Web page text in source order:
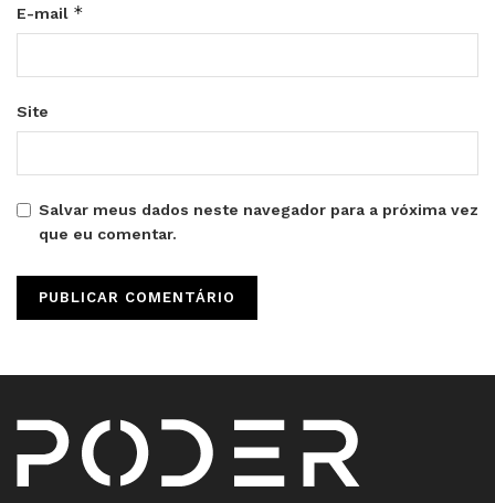
E-mail *
Site
Salvar meus dados neste navegador para a próxima vez
que eu comentar.